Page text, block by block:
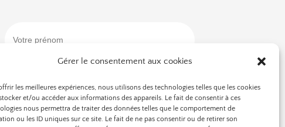
Gérer le consentement aux cookies
les meilleures expériences, nous utilisons des technologies telles que les cookies
et/ou accéder aux informations des appareils. Le fait de consentir à ces
nous permettra de traiter des données telles que le comportement de
ou les ID uniques sur ce site. Le fait de ne pas consentir ou de retirer son